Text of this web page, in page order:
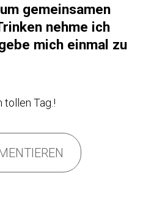
gemeinsamen
nehme ich
mich einmal zu
tollen Tag.!